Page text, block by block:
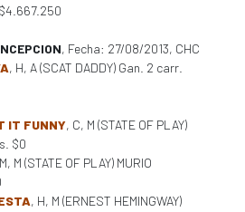
, Fecha: 27/08/2013, CHC
, H, A (SCAT DADDY) Gan. 2 carr.
IT FUNNY, C, M (STATE OF PLAY)
$0
M (STATE OF PLAY) MURIO
, H, M (ERNEST HEMINGWAY)